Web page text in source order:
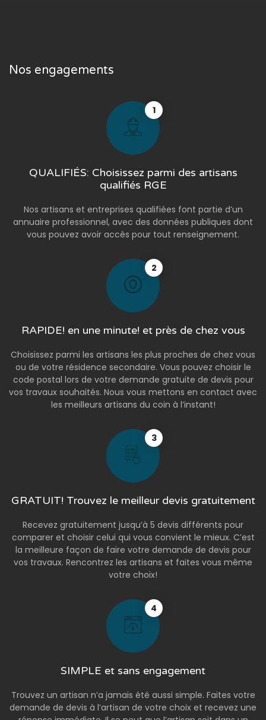
Nos engagements
1
QUALIFIÉS: Choisissez parmi des artisans
qualifiés RGE
Nos artisans et entreprises qualifiées font partie d’un
annuaire professionnel, avec des données publiques dont
vous pouvez avoir accès pour tout renseignement.
2
RAPIDE! en une minute! et près de chez vous
Choisissez parmi les artisans les plus proches de chez vous
ou de votre résidence secondaire. Vous pouvez choisir le
code postal lors de votre demande gratuite de devis pour
vos travaux souhaités. Nous vous mettons en contact avec
les meilleurs artisans du coin à l’instant!
3
GRATUIT! Trouvez le meilleur devis gratuitement
Recevez gratuitement jusqu’à 5 devis différents pour
comparer et choisir celui qui vous convient le mieux. C’est
la meilleure façon de faire votre demande de devis pour
vos travaux. Rencontrez les artisans et faites vous même
votre choix!
4
SIMPLE et sans engagement
Trouvez un artisan n’a jamais été aussi simple. Faites votre
demande de devis à l’artisan de votre choix et recevez une